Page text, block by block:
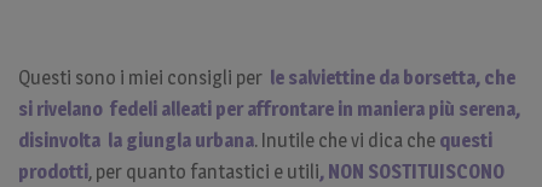
Questi sono i miei consigli per le salviettine da borsetta, che
si rivelano fedeli alleati per affrontare in maniera più serena,
disinvolta la giungla urbana. Inutile che vi dica che questi
prodotti, per quanto fantastici e utili, NON SOSTITUISCONO